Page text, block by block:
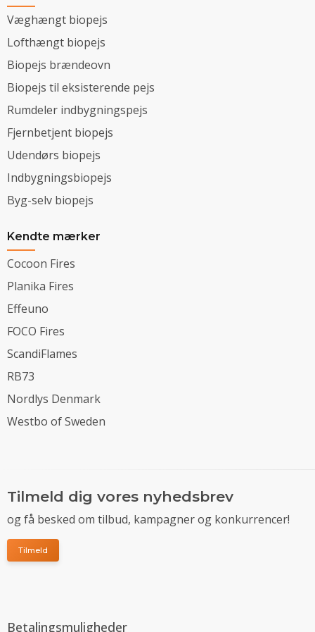
Væghængt biopejs
Lofthængt biopejs
Biopejs brændeovn
Biopejs til eksisterende pejs
Rumdeler indbygningspejs
Fjernbetjent biopejs
Udendørs biopejs
Indbygningsbiopejs
Byg-selv biopejs
Kendte mærker
Cocoon Fires
Planika Fires
Effeuno
FOCO Fires
ScandiFlames
RB73
Nordlys Denmark
Westbo of Sweden
Tilmeld dig vores nyhedsbrev
og få besked om tilbud, kampagner og konkurrencer!
Tilmeld
Betalingsmuligheder